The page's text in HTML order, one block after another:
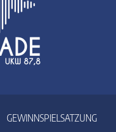
GEWINNSPIELSATZUNG